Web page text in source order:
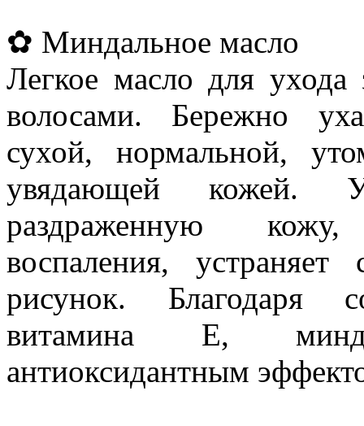
✿ Миндальное масло
Легкое масло для ухода
волосами. Бережно
сухой, нормальной,
увядающей кожей.
раздраженную
воспаления, устраняет
рисунок. Благодаря
витамина Е,
антиоксидантным